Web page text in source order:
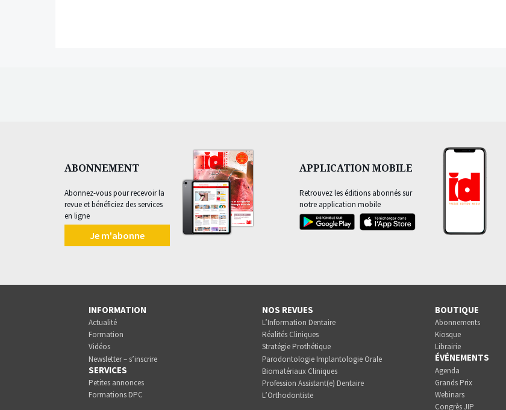
ABONNEMENT
Abonnez-vous pour recevoir la
revue et bénéficiez des services
en ligne
Je m'abonne
APPLICATION MOBILE
Retrouvez les éditions abonnés sur
notre application mobile
INFORMATION
Actualité
Formation
Vidéos
Newsletter – s’inscrire
SERVICES
Petites annonces
Formations DPC
NOS REVUES
L’Information Dentaire
Réalités Cliniques
Stratégie Prothétique
Parodontologie Implantologie Orale
Biomatériaux Cliniques
Profession Assistant(e) Dentaire
L’Orthodontiste
BOUTIQUE
Abonnements
Kiosque
Librairie
ÉVÉNEMENTS
Agenda
Grands Prix
Webinars
Congrès JIP